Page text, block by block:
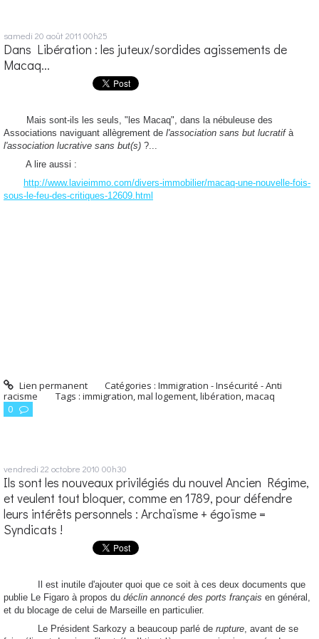
samedi 20 août 2011 00h25
Dans Libération : les juteux/sordides agissements de
Macaq...
Mais sont-ils les seuls, "les Macaq", dans la nébuleuse des
Associations naviguant allègrement de l'association sans but lucratifà
l'association lucrative sans but(s) ?...
A lire aussi :
http://www.lavieimmo.com/divers-immobilier/macaq-une-nouvelle-fois-
sous-le-feu-des-critiques-12609.html
Lien permanent Catégories :Immigration - Insécurité - Anti
racisme
Tags : immigration,mal logement,libération,macaq
0
vendredi 22 octobre 2010 00h30
Ils sont les nouveaux privilégiés du nouvel Ancien Régime,
et veulent tout bloquer, comme en 1789, pour défendre
leurs intérêts personnels : Archaïsme + égoïsme =
Syndicats !
Il est inutile d'ajouter quoi que ce soit à ces deux documents que
publie Le Figaro à propos du déclin annoncé des ports français en général,
et du blocage de celui de Marseille en particulier.
Le Président Sarkozy a beaucoup parlé de rupture , avant de se